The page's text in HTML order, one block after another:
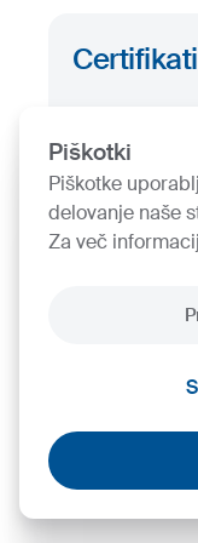
Piškotki
Piškotke
delovanje naše
Za več